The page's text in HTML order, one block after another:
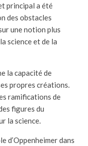
principal a été
des obstacles
une notion plus
science et de la
la capacité de
propres créations.
ramifications de
figures du
la science.
d’Oppenheimer dans